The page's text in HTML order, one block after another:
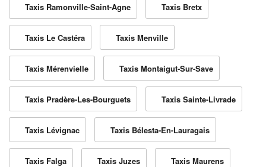
Taxis Ramonville-Saint-Agne Taxis Bretx
Taxis Le Castéra Taxis Menville
Taxis Mérenvielle Taxis Montaigut-Sur-Save
Taxis Pradère-Les-Bourguets Taxis Sainte-Livrade
Taxis Lévignac Taxis Bélesta-En-Lauragais
Taxis Falga Taxis Juzes Taxis Maurens